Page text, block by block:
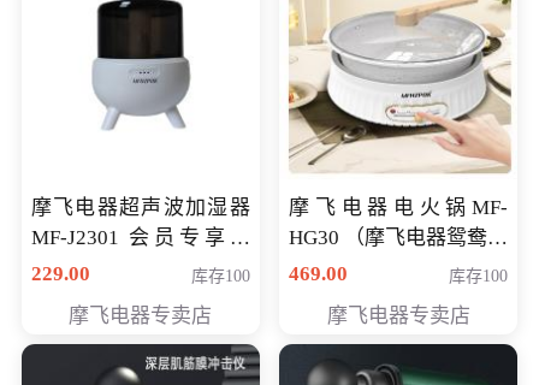
摩飞电器超声波加湿器
MF-J2301 会员专享价
168元
229.00 库存100
摩飞电器专卖店
摩飞电器电火锅MF-
HG30 （摩飞电器鸳鸯锅
MF-HG30 ） 会员专享价
469.00 库存100
摩飞电器专卖店